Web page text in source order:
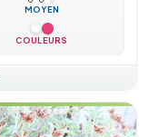
MOYEN
COULEURS